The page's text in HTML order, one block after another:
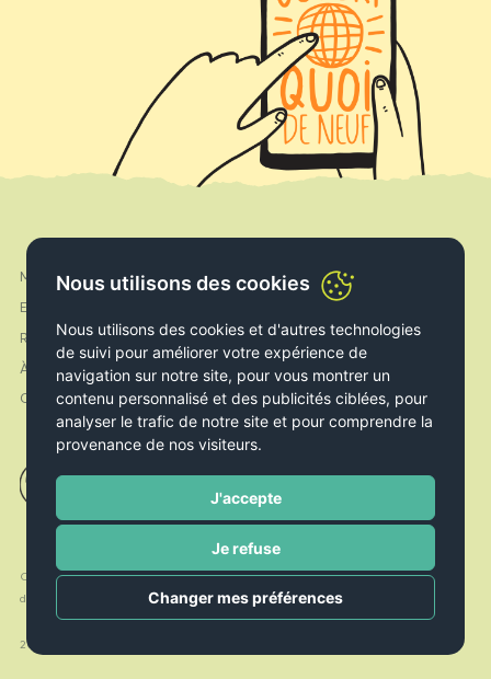
Nous utilisons des cookies
Nous utilisons des cookies et d'autres technologies
de suivi pour améliorer votre expérience de
navigation sur notre site, pour vous montrer un
contenu personnalisé et des publicités ciblées, pour
analyser le trafic de notre site et pour comprendre la
provenance de nos visiteurs.
J'accepte
Je refuse
Changer mes préférences
Mon compte
Expédition & Livraison
Retours & Echanges
À propos de nous
Contact
Facebook
Conditions
d’utilisation
Politique de
Cookies
Politique de
confidentialité
2026 © Le Livre Ouvert. All rights reserved. Handcrafted by